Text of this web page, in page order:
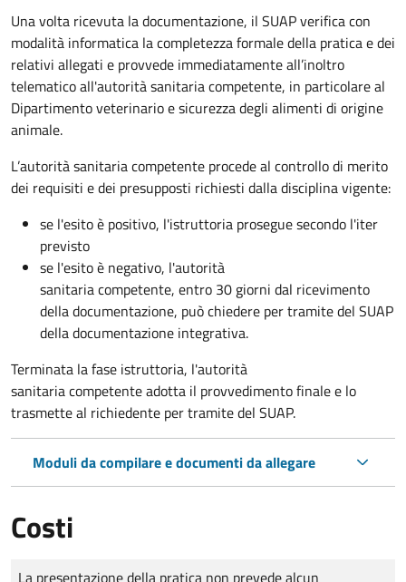
Una volta ricevuta la documentazione, il SUAP verifica con
modalità informatica la completezza formale della pratica e dei
relativi allegati e provvede immediatamente all’inoltro
telematico all'autorità sanitaria competente, in particolare al
Dipartimento veterinario e sicurezza degli alimenti di origine
animale.
L’autorità sanitaria competente procede al controllo di merito
dei requisiti e dei presupposti richiesti dalla disciplina vigente:
se l'esito è positivo, l'istruttoria prosegue secondo l'iter
previsto
se l'esito è negativo, l'autorità
sanitaria competente, entro 30 giorni dal ricevimento
della documentazione, può chiedere per tramite del SUAP
della documentazione integrativa.
Terminata la fase istruttoria, l'autorità
sanitaria competente adotta il provvedimento finale e lo
trasmette al richiedente per tramite del SUAP.
Moduli da compilare e documenti da allegare
Costi
Tipo di pagamento
Importo